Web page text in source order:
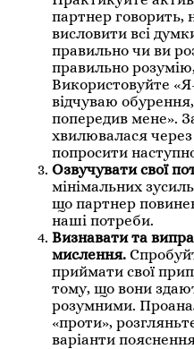
партнер говорить,
висловити всі
правильно чи ви
правильно
Використовуйте
відчуваю
попередив мене».
хвилювалася через
попросити
Озвучувати свої
мінімальних
що партнер
наші потреби.
Визнавати та
мислення.
приймати свої
тому, що вони
розумними.
«проти»,
варіанти